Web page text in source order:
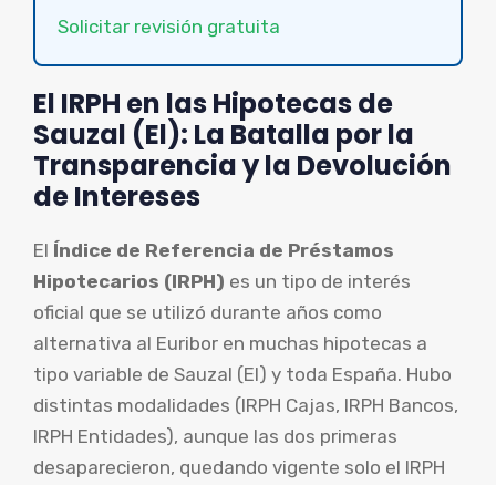
Solicitar revisión gratuita
El IRPH en las Hipotecas de
Sauzal (El): La Batalla por la
Transparencia y la Devolución
de Intereses
El Índice de Referencia de Préstamos
Hipotecarios (IRPH) es un tipo de interés
oficial que se utilizó durante años como
alternativa al Euribor en muchas hipotecas a
tipo variable de Sauzal (El) y toda España. Hubo
distintas modalidades (IRPH Cajas, IRPH Bancos,
IRPH Entidades), aunque las dos primeras
desaparecieron, quedando vigente solo el IRPH